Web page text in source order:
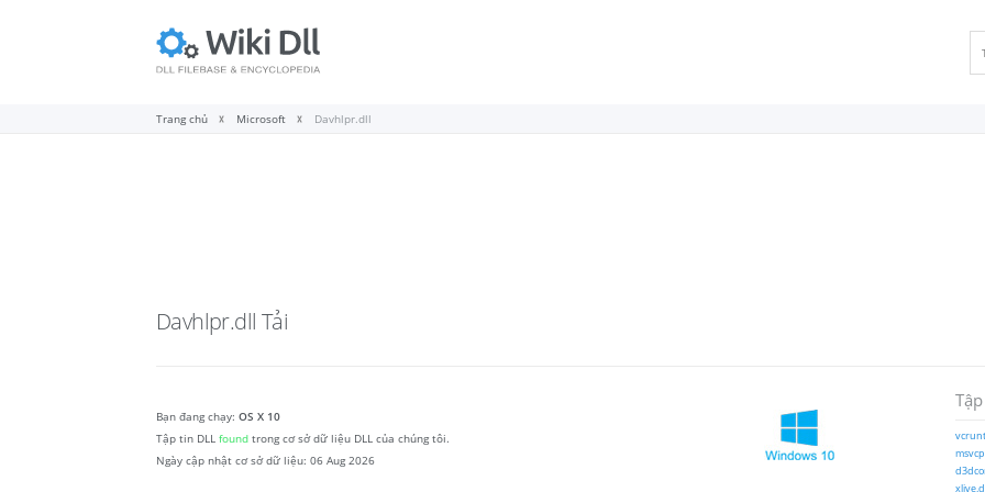
Trang chủ Microsoft Davhlpr.dll
Davhlpr.dll Tải
Bạn đang chạy: OS X 10
Tập tin DLL found trong cơ sở dữ liệu DLL của chúng tôi.
Ngày cập nhật cơ sở dữ liệu: 06 Aug 2026